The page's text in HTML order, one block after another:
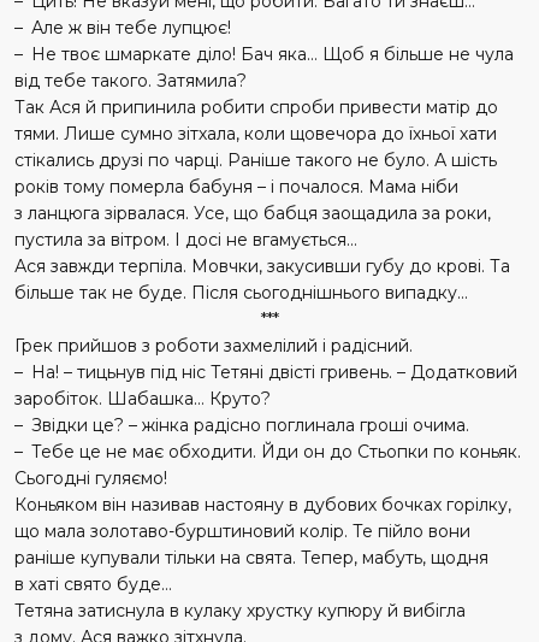
– Але ж він тебе лупцює!
– Не твоє шмаркате діло! Бач яка… Щоб я більше не чула
від тебе такого. Затямила?
Так Ася й припинила робити спроби привести матір до
тями. Лише сумно зітхала, коли щовечора до їхньої хати
стікались друзі по чарці. Раніше такого не було. А шість
років тому померла бабуня – і почалося. Мама ніби
з ланцюга зірвалася. Усе, що бабця заощадила за роки,
пустила за вітром. І досі не вгамується…
Ася завжди терпіла. Мовчки, закусивши губу до крові. Та
більше так не буде. Після сьогоднішнього випадку…
***
Грек прийшов з роботи захмелілий і радісний.
– На! – тицьнув під ніс Тетяні двісті гривень. – Додатковий
заробіток. Шабашка… Круто?
– Звідки це? – жінка радісно поглинала гроші очима.
– Тебе це не має обходити. Йди он до Стьопки по коньяк.
Сьогодні гуляємо!
Коньяком він називав настояну в дубових бочках горілку,
що мала золотаво-бурштиновий колір. Те пійло вони
раніше купували тільки на свята. Тепер, мабуть, щодня
в хаті свято буде…
Тетяна затиснула в кулаку хрустку купюру й вибігла
з дому. Ася важко зітхнула.